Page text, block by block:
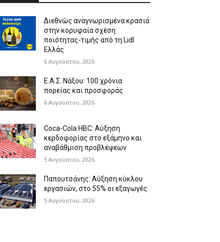
Διεθνώς αναγνωρισμένα κρασιά
στην κορυφαία σχέση
ποιότητας-τιμής από τη Lidl
Ελλάς
6 Αυγούστου, 2026
Ε.Α.Σ. Νάξου: 100 χρόνια
πορείας και προσφοράς
6 Αυγούστου, 2026
Coca-Cola HBC: Αύξηση
κερδοφορίας στο εξάμηνο και
αναβάθμιση προβλέψεων
5 Αυγούστου, 2026
Παπουτσάνης: Αύξηση κύκλου
εργασιών, στο 55% οι εξαγωγές
5 Αυγούστου, 2026